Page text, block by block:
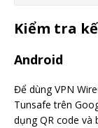
Kiểm tra
Android
Để dùng VPN
Tunsafe trên
dụng QR code và